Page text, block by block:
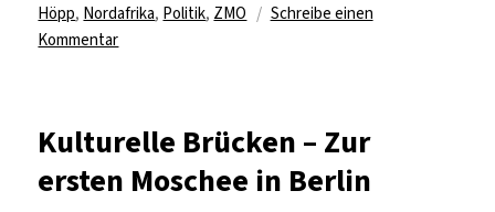
am
Höpp, Nordafrika, Politik, ZMO
Schreibe einen
Kommentarzu
Gründer
der
Kommunistischen
Kulturelle Brücken – Zur
ersten Moschee in Berlin